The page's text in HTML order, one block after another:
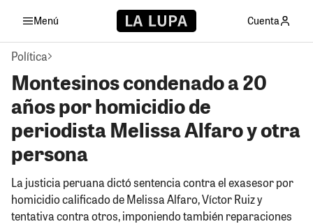
Menú Cuenta
Política
Montesinos condenado a 20
años por homicidio de
periodista Melissa Alfaro y otra
persona
La justicia peruana dictó sentencia contra el exasesor por
homicidio calificado de Melissa Alfaro, Víctor Ruiz y
tentativa contra otros, imponiendo también reparaciones